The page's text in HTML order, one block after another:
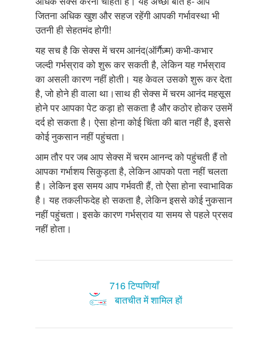
जितना अधिक खुश और सहज रहेंगी आपकी गर्भावस्था भी
उतनी ही सेहतमंद होगी!
यह सच है कि सेक्स में चरम आनंद(ऑर्गैज़्म) कभी-कभार
जल्दी गर्भस्राव को शुरू कर सकती है, लेकिन यह गर्भस्राव
का असली कारण नहीं होती। यह केवल उसको शुरू कर देता
है, जो होने ही वाला था।साथ ही सेक्स में चरम आनंद महसूस
होने पर आपका पेट कड़ा हो सकता है और कठोर होकर उसमें
दर्द हो सकता है। ऐसा होना कोई चिंता की बात नहीं है, इससे
कोई नुकसान नहीं पहुंचता।
आम तौर पर जब आप सेक्स में चरम आनन्द को पहुंचती हैं तो
आपका गर्भाशय सिकुड़ता है, लेकिन आपको पता नहीं चलता
है। लेकिन इस समय आप गर्भवती हैं, तो ऐसा होना स्वाभाविक
है। यह तकलीफदेह हो सकता है, लेकिन इससे कोई नुकसान
नहीं पहुंचता। इसके कारण गर्भस्राव या समय से पहले प्रसव
नहीं होता।
716 टिप्पणियाँ
बातचीत में शामिल हों